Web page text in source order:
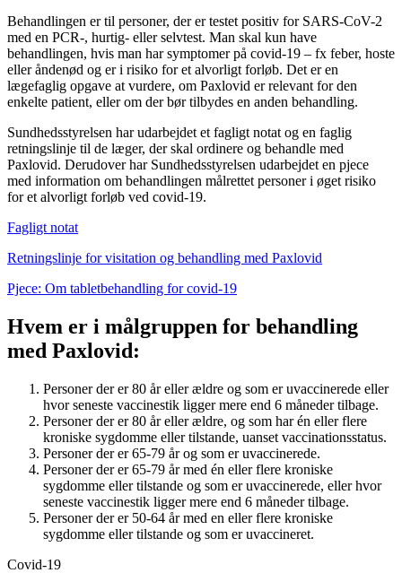
Behandlingen er til personer, der er testet positiv for SARS-CoV-2
med en PCR-, hurtig- eller selvtest. Man skal kun have
behandlingen, hvis man har symptomer på covid-19 – fx feber, hoste
eller åndenød og er i risiko for et alvorligt forløb. Det er en
lægefaglig opgave at vurdere, om Paxlovid er relevant for den
enkelte patient, eller om der bør tilbydes en anden behandling.
Sundhedsstyrelsen har udarbejdet et fagligt notat og en faglig
retningslinje til de læger, der skal ordinere og behandle med
Paxlovid. Derudover har Sundhedsstyrelsen udarbejdet en pjece
med information om behandlingen målrettet personer i øget risiko
for et alvorligt forløb ved covid-19.
Fagligt notat
Retningslinje for visitation og behandling med Paxlovid
Pjece: Om tabletbehandling for covid-19
Hvem er i målgruppen for behandling
med Paxlovid:
Personer der er 80 år eller ældre og som er uvaccinerede eller
hvor seneste vaccinestik ligger mere end 6 måneder tilbage.
Personer der er 80 år eller ældre, og som har én eller flere
kroniske sygdomme eller tilstande, uanset vaccinationsstatus.
Personer der er 65-79 år og som er uvaccinerede.
Personer der er 65-79 år med én eller flere kroniske
sygdomme eller tilstande og som er uvaccinerede, eller hvor
seneste vaccinestik ligger mere end 6 måneder tilbage.
Personer der er 50-64 år med en eller flere kroniske
sygdomme eller tilstande og som er uvaccineret.
Covid-19